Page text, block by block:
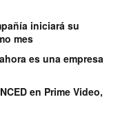
iniciará su
mes
es una empresa
en Prime Video,